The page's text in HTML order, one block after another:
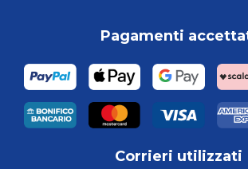
Pagamenti
Corrieri utilizzati